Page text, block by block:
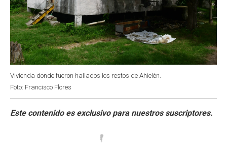
Vivienda donde fueron hallados los restos de Ahielén.
Foto: Francisco Flores